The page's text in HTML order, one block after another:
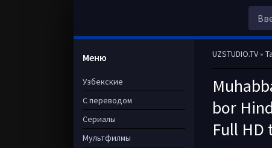
UZSTUDIO.TV»
bor
Full HD
Меню
Узбекские
С переводом
Сериалы
Мультфилмы